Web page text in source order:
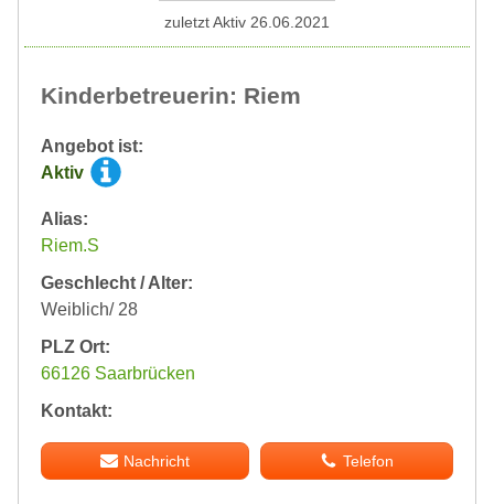
Kinderbetreuerin: Riem
Angebot ist:
Aktiv
Alias:
Riem.S
Geschlecht / Alter:
Weiblich/ 28
PLZ Ort:
66126 Saarbrücken
Kontakt:
Nachricht Telefon
zuletzt Aktiv 26.06.2021